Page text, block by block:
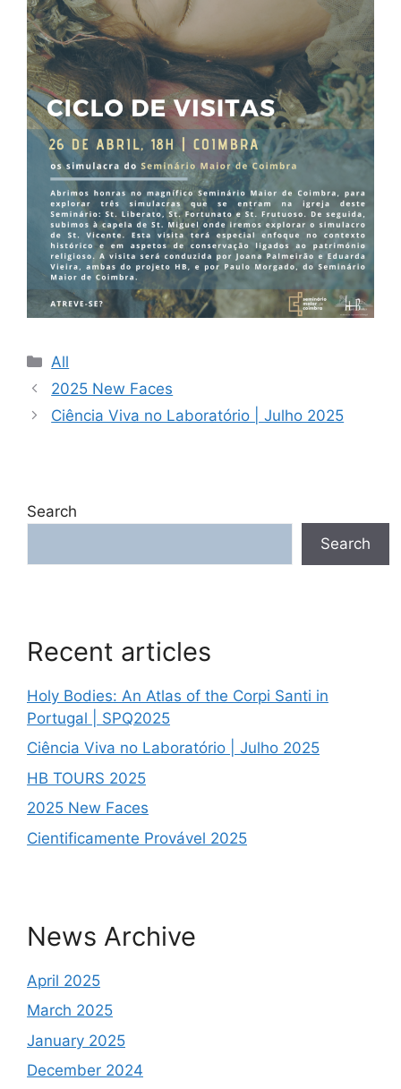
Categories
All
2025 New Faces
Ciência Viva no Laboratório | Julho 2025
Search
Search
Recent articles
Holy Bodies: An Atlas of the Corpi Santi in
Portugal | SPQ2025
Ciência Viva no Laboratório | Julho 2025
HB TOURS 2025
2025 New Faces
Cientificamente Provável 2025
News Archive
April 2025
March 2025
January 2025
December 2024